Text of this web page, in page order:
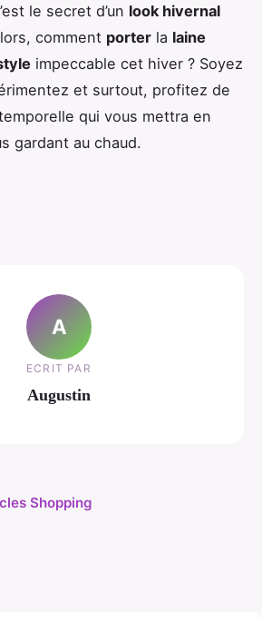
le secret d’un look hivernal
comment porter la laine
impeccable cet hiver ? Soyez
et surtout, profitez de
qui vous mettra en
gardant au chaud.
A
ECRIT PAR
Augustin
Shopping